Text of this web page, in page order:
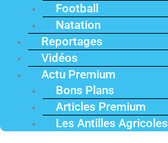
Football
Natation
Reportages
Vidéos
Actu Premium
Bons Plans
Articles Premium
Les Antilles Agricoles